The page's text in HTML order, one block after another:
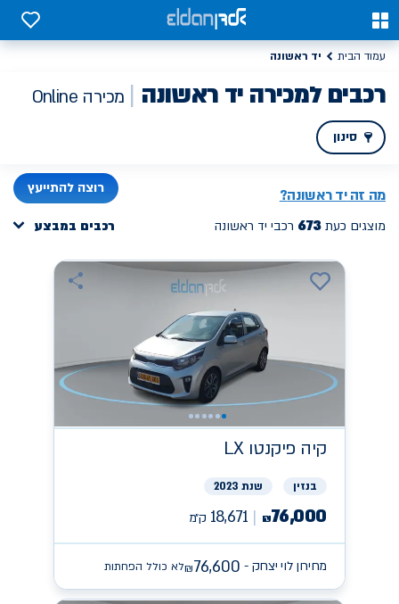
0
0
עמוד הבית יד ראשונה
רכבים למכירה יד ראשונה מכירה Online
סינון
מה זהיד ראשונה? רוצה להתייעץ
מוצגים כעת רכבי יד ראשונה רכבים במבצע
קיה פיקנטו LX
בנזין שנת 2023
₪76,000
18,671 ק״מ
מחירון לוי יצחק - ₪76,600 לא כולל הפחתות